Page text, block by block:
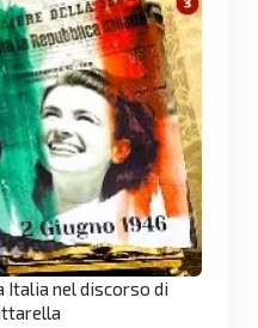
Italia nel discorso di